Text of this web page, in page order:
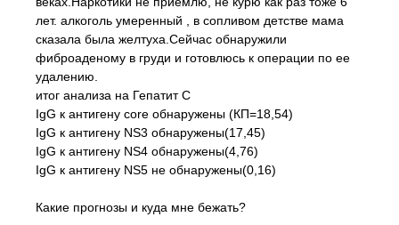
лет. алкоголь умеренный , в сопливом детстве мама
сказала была желтуха.Сейчас обнаружили
фиброаденому в груди и готовлюсь к операции по ее
удалению.
итог анализа на Гепатит С
IgG к антигену core обнаружены (КП=18,54)
IgG к антигену NS3 обнаружены(17,45)
IgG к антигену NS4 обнаружены(4,76)
IgG к антигену NS5 не обнаружены(0,16)
Какие прогнозы и куда мне бежать?